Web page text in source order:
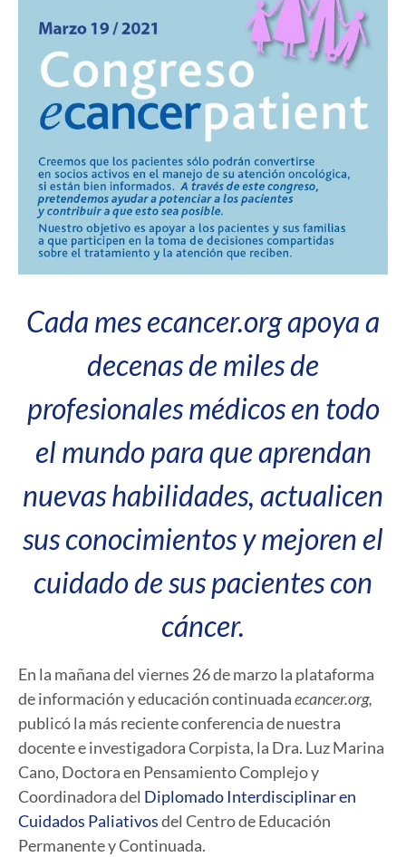
Cada mes ecancer.org apoya a
decenas de miles de
profesionales médicos en todo
el mundo para que aprendan
nuevas habilidades, actualicen
sus conocimientos y mejoren el
cuidado de sus pacientes con
cáncer.
En la mañana del viernes 26 de marzo la plataforma
de información y educación continuadaecancer.org,
publicó la más reciente conferencia de nuestra
docente e investigadora Corpista, la Dra. Luz Marina
Cano, Doctora en Pensamiento Complejo y
Coordinadora del Diplomado Interdisciplinar en
Cuidados Paliativosdel Centro de Educación
Permanente y Continuada.